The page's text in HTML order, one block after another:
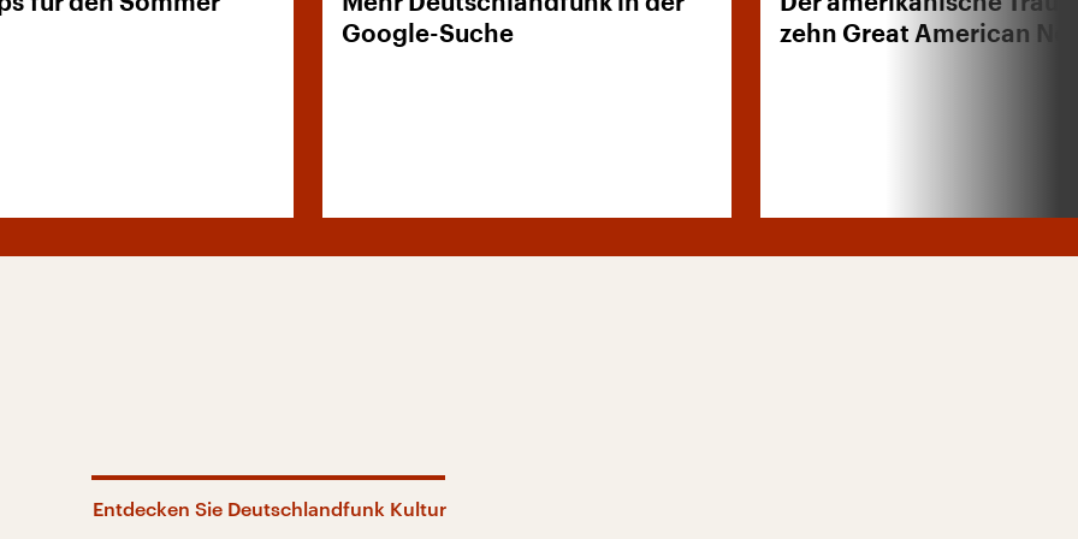
Google-Suche
zehn Great American
Entdecken Sie Deutschlandfunk Kultur